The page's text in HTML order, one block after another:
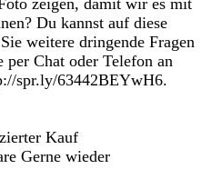
zeigen, damit wir es mit
Du kannst auf diese
weitere dringende Fragen
per Chat oder Telefon an
spr.ly/63442BEYwH6.
Kauf
Gerne wieder